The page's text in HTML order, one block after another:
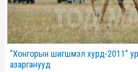
"Хонгорын шигшмэл хурд-2011"
азарганууд